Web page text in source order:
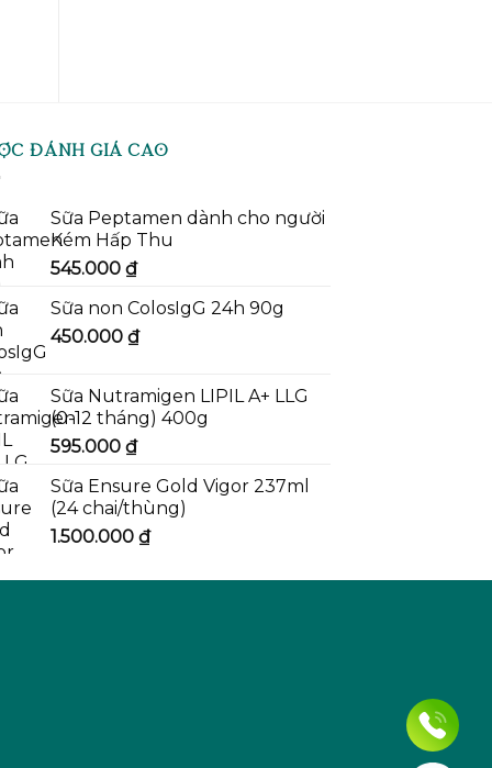
ĐÁNH GIÁ CAO
Sữa Peptamen dành cho người
Kém Hấp Thu
545.000 ₫
Sữa non ColosIgG 24h 90g
450.000 ₫
Sữa Nutramigen LIPIL A+ LLG
(0-12 tháng) 400g
595.000 ₫
Sữa Ensure Gold Vigor 237ml
(24 chai/thùng)
1.500.000 ₫